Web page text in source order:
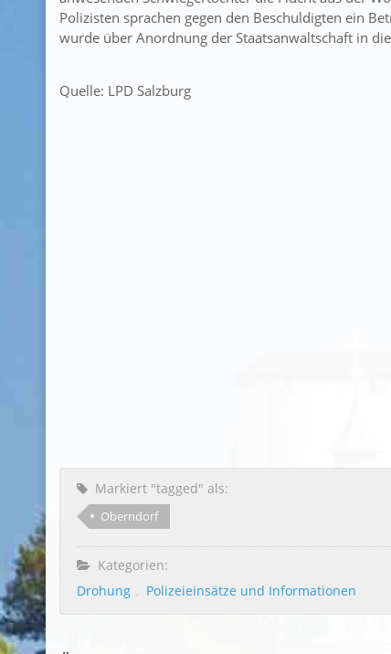
Polizisten sprachen gegen den Beschuldigten ein
wurde über Anordnung der Staatsanwaltschaft in
Quelle: LPD Salzburg
Markiert "tagged" als:
Oberndorf
Kategorien:
Drohung
Polizeieinsätze und Informationen